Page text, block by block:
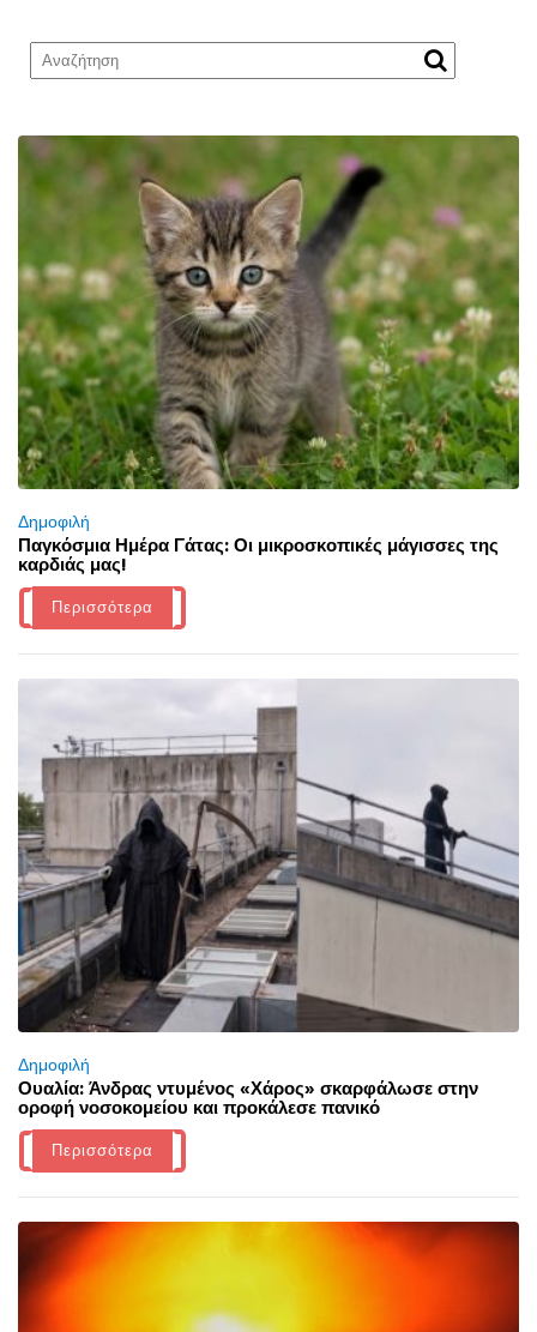
Δημοφιλή
Παγκόσμια Ημέρα Γάτας: Οι μικροσκοπικές μάγισσες της
καρδιάς μας!
Περισσότερα
Δημοφιλή
Ουαλία: Άνδρας ντυμένος «Χάρος» σκαρφάλωσε στην
οροφή νοσοκομείου και προκάλεσε πανικό
Περισσότερα